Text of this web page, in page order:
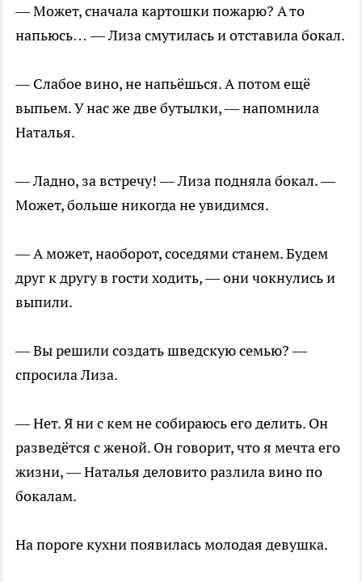
— Может, сначала картошки пожарю? А то
напьюсь… — Лиза смутилась и отставила бокал.
— Слабое вино, не напьёшься. А потом ещё
выпьем. У нас же две бутылки, — напомнила
Наталья.
— Ладно, за встречу! — Лиза подняла бокал. —
Может, больше никогда не увидимся.
— А может, наоборот, соседями станем. Будем
друг к другу в гости ходить, — они чокнулись и
выпили.
— Вы решили создать шведскую семью? —
спросила Лиза.
— Нет. Я ни с кем не собираюсь его делить. Он
разведётся с женой. Он говорит, что я мечта его
жизни, — Наталья деловито разлила вино по
бокалам.
На пороге кухни появилась молодая девушка.